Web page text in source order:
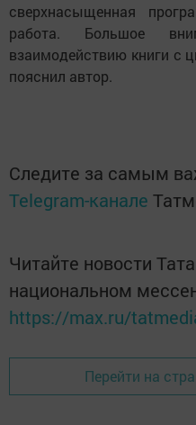
сверхнасыщенная
работа. Большое
взаимодействию книги с
пояснил автор.
Следите за самым
Telegram-канале
Читайте новости
национальном
https://max.ru/
Перейти на